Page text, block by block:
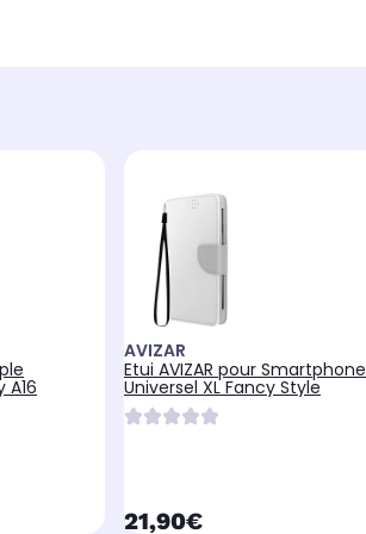
AVIZAR
Etui AVIZAR pour Smartphone
Universel XL Fancy Style
currentPrice
21,90€